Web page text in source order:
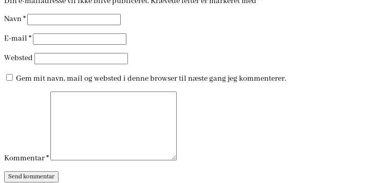
Navn*
E-mail *
Websted
Gem mit navn, mail og websted i denne browser til næste gang jeg kommenterer.
Kommentar*